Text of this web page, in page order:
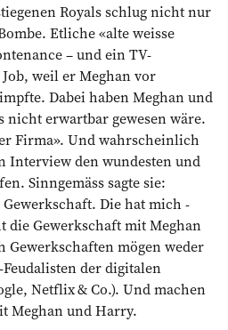
Royals schlug nicht nur
Etliche «alte weisse
– und ein TV-
weil er Meghan vor
Dabei haben Meghan und
erwartbar gewesen wäre.
Firma». Und wahrscheinlich
Interview den wundesten und
Sinngemäss sagte sie:
Die hat mich
die Gewerkschaft mit ­Meghan
mögen weder
der digitalen
Netflix & Co.). Und machen
Meghan und Harry.